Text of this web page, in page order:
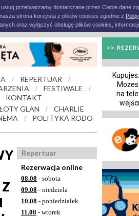
przetwarzamy dostarczane przez Ciebie dane
strona korzysta z plików cookies zgodnie z
oraz wyłączyć obsługę plików cookies,
/ REPERTUAR /
/ FESTIWALE /
KONTAKT
GLAN /
CHARLIE
/ POLITYKA RODO
Repertuar
Rezerwacja online
08.08 - sobota
09.08 - niedziela
10.08 - poniedziałek
11.08 - wtorek
na